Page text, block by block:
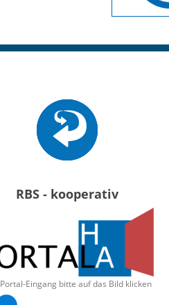
RBS - kooperativ
Eingang bitte auf das Bild klicken